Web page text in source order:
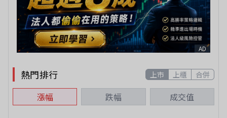
AD
熱門排行 上市 上櫃 合併
漲幅 跌幅 成交值